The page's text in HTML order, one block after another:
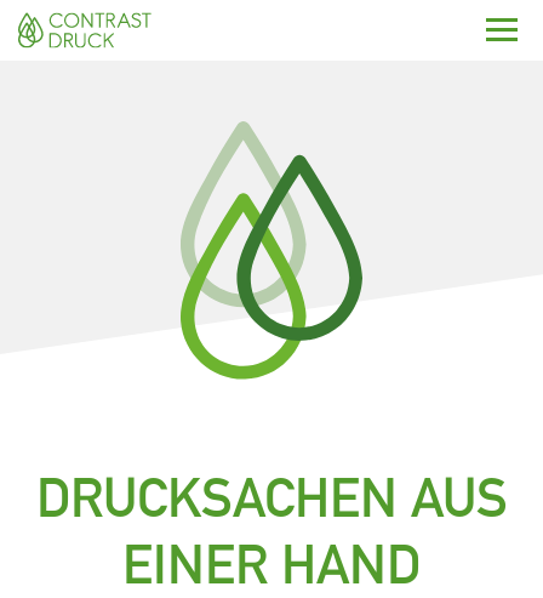
DRUCKSACHEN AUS
EINER HAND